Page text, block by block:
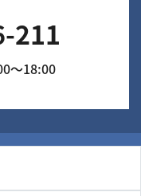
211
～18:00